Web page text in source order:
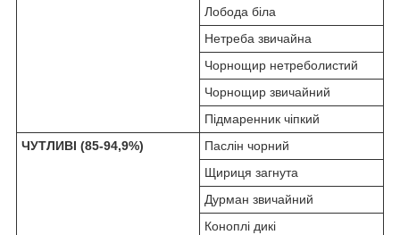
Лобода біла
Нетреба звичайна
Чорнощир нетреболистий
Чорнощир звичайний
Підмаренник чіпкий
ЧУТЛИВІ (85-94,9%)
Паслін чорний
Щириця загнута
Дурман звичайний
Коноплі дикі